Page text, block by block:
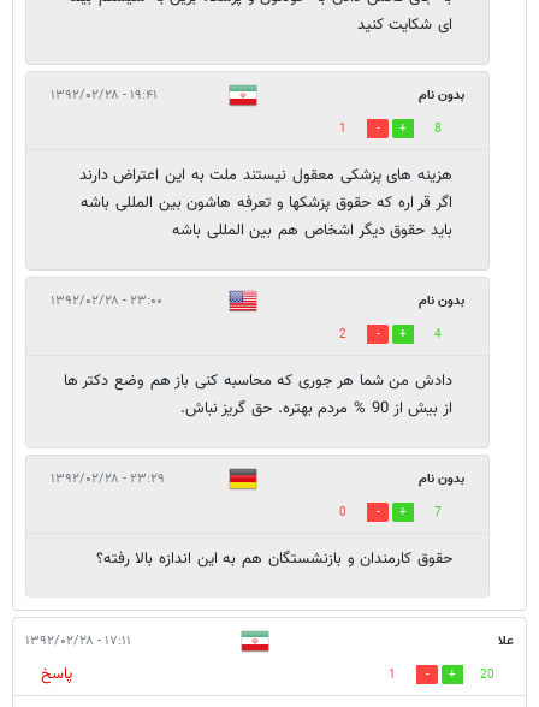
ای شکایت کنید
بدون نام ۱۹:۴۱ - ۱۳۹۲/۰۲/۲۸
8
1
هزینه های پزشکی معقول نیستند ملت به این اعتراض دارند
اگر قر اره که حقوق پزشکها و تعرفه هاشون بین المللی باشه
باید حقوق دیگر اشخاص هم بین المللی باشه
بدون نام ۲۳:۰۰ - ۱۳۹۲/۰۲/۲۸
4
2
دادش من شما هر جوری که محاسبه کنی باز هم وضع دکتر ها
از بیش از 90 % مردم بهتره. حق گریز نباش.
بدون نام ۲۳:۲۹ - ۱۳۹۲/۰۲/۲۸
7
0
حقوق کارمندان و بازنشستگان هم به این اندازه بالا رفته؟
علا ۱۷:۱۱ - ۱۳۹۲/۰۲/۲۸
20
1
پاسخ